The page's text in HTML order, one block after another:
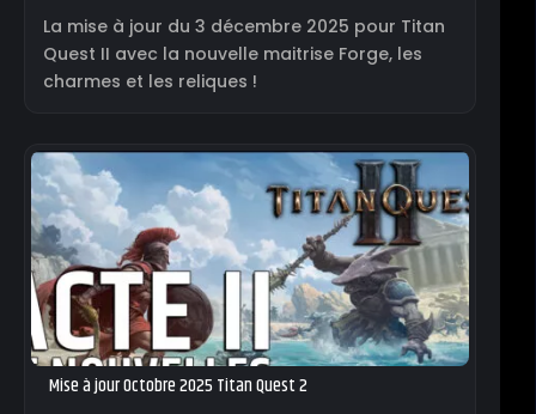
La mise à jour du 3 décembre 2025 pour Titan
Quest II avec la nouvelle maitrise Forge, les
charmes et les reliques !
Mise à jour Octobre 2025 Titan Quest 2